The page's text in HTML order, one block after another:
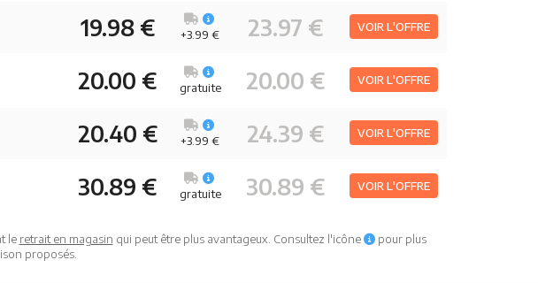
19.98 € 23.97 € VOIR L'OFFRE
+3.99 €
20.00 € 20.00 € VOIR L'OFFRE
gratuite
20.40 € 24.39 € VOIR L'OFFRE
+3.99 €
30.89 € 30.89 € VOIR L'OFFRE
gratuite
le retrait en magasin qui peut être plus avantageux. Consultez l'icône
pour plus
proposés.